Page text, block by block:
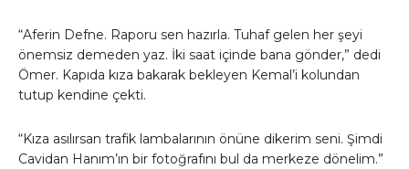
“Aferin Defne. Raporu sen hazırla. Tuhaf gelen her şeyi
önemsiz demeden yaz. İki saat içinde bana gönder,” dedi
Ömer. Kapıda kıza bakarak bekleyen Kemal’i kolundan
tutup kendine çekti.
“Kıza asılırsan trafik lambalarının önüne dikerim seni. Şimdi
Cavidan Hanım’ın bir fotoğrafını bul da merkeze dönelim.”